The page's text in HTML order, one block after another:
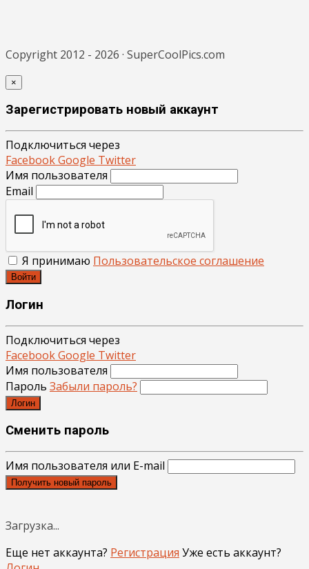
Copyright 2012 - 2026 · SuperCoolPics.com
×
Зарегистрировать новый аккаунт
Подключиться через
FacebookGoogle Twitter
Имя пользователя
Email
Я принимаю Пользовательское соглашение
Войти
Логин
Подключиться через
FacebookGoogle Twitter
Имя пользователя
Пароль Забыли пароль?
Логин
Сменить пароль
Имя пользователя или E-mail
Получить новый пароль
Загрузка...
Еще нет аккаунта? Регистрация Уже есть аккаунт?